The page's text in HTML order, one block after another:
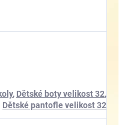
, Dětské boty velikost 32,
Dětské pantofle velikost 32